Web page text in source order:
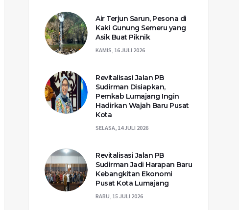
Air Terjun Sarun, Pesona di
Kaki Gunung Semeru yang
Asik Buat Piknik
KAMIS, 16 JULI 2026
Revitalisasi Jalan PB
Sudirman Disiapkan,
Pemkab Lumajang Ingin
Hadirkan Wajah Baru Pusat
Kota
SELASA, 14 JULI 2026
Revitalisasi Jalan PB
Sudirman Jadi Harapan Baru
Kebangkitan Ekonomi
Pusat Kota Lumajang
RABU, 15 JULI 2026